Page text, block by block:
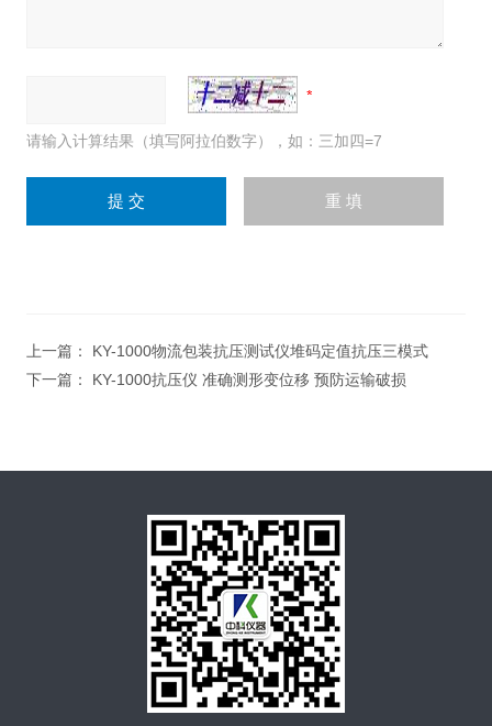
请输入计算结果（填写阿拉伯数字），如：三加四=7
上一篇： KY-1000物流包装抗压测试仪堆码定值抗压三模式
下一篇： KY-1000抗压仪 准确测形变位移 预防运输破损